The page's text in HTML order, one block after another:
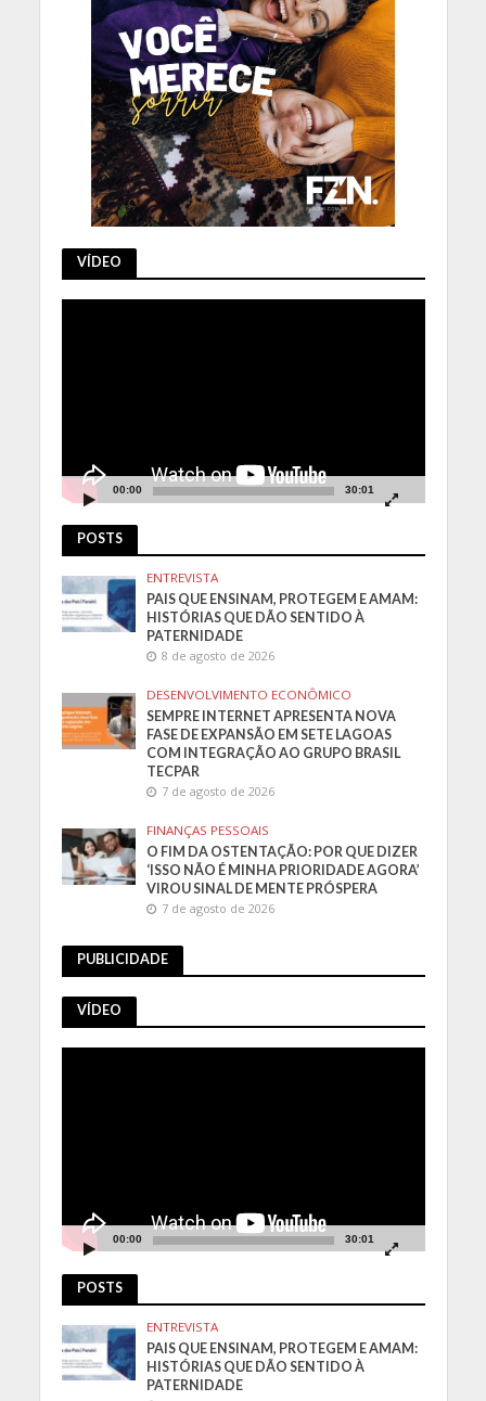
VÍDEO
00:00 30:01
POSTS
ENTREVISTA
PAIS QUE ENSINAM, PROTEGEM E AMAM:
HISTÓRIAS QUE DÃO SENTIDO À
PATERNIDADE
8 de agosto de 2026
DESENVOLVIMENTO ECONÔMICO
SEMPRE INTERNET APRESENTA NOVA
FASE DE EXPANSÃO EM SETE LAGOAS
COM INTEGRAÇÃO AO GRUPO BRASIL
TECPAR
7 de agosto de 2026
FINANÇAS PESSOAIS
O FIM DA OSTENTAÇÃO: POR QUE DIZER
‘ISSO NÃO É MINHA PRIORIDADE AGORA’
VIROU SINAL DE MENTE PRÓSPERA
7 de agosto de 2026
PUBLICIDADE
VÍDEO
00:00 30:01
POSTS
ENTREVISTA
PAIS QUE ENSINAM, PROTEGEM E AMAM:
HISTÓRIAS QUE DÃO SENTIDO À
PATERNIDADE